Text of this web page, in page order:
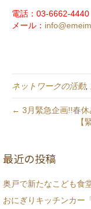
電話：03-6662-4440
メール：
ネットワークの活動,
← 3月緊急企画!!春休
【
最近の投稿
奥戸で新たなこども食
おにぎりキッチンカー